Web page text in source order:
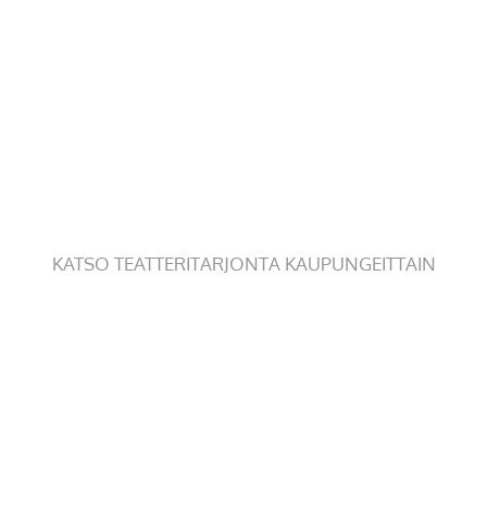
KATSO TEATTERITARJONTA KAUPUNGEITTAIN